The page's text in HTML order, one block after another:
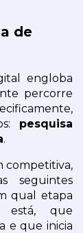
de
engloba
pesquisa
.
competitiva,
seguintes
qual etapa
está, que
e que inicia